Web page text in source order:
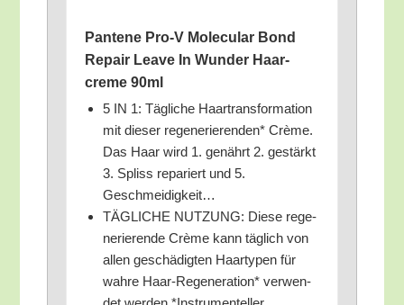
Pan­te­ne Pro‑V Mole­cu­lar Bond
Repair Lea­ve In Wun­der Haar­
creme 90ml
5 IN 1: Täg­li­che Haar­trans­for­ma­ti­on
mit die­ser rege­ne­rie­ren­den* Crè­me.
Das Haar wird 1. genährt 2. gestärkt
3. Spliss repa­riert und 5.
Geschmeidigkeit…
TÄGLICHE NUTZUNG: Die­se rege­
ne­rie­ren­de Crè­me kann täg­lich von
allen geschä­dig­ten Haar­ty­pen für
wah­re Haar-Rege­ne­ra­ti­on* ver­wen­